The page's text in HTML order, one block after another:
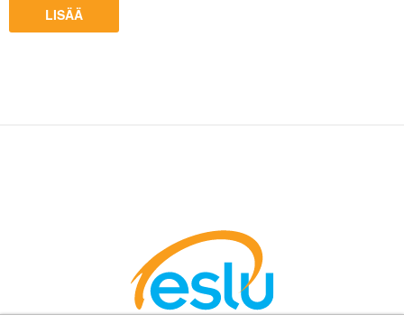
LISÄÄ